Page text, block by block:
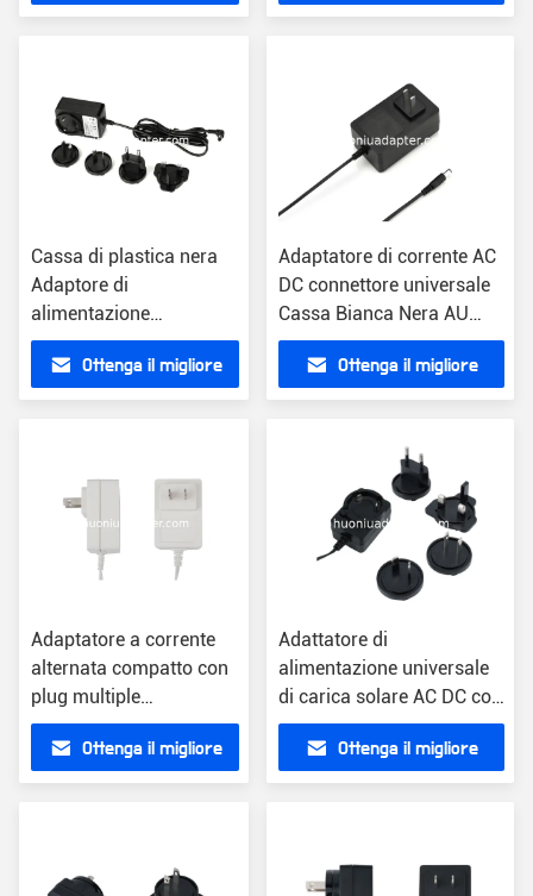
custodia di plastica
Cassa di plastica nera
Adaptore di
alimentazione
universale AC DC con
connettore ottico
Ottenga il migliore
Adaptatore di corrente AC
DC connettore universale
Cassa Bianca Nera AU
Plug Wireless Update
Ottenga il migliore
Adaptatore a corrente
alternata compatto con
plug multiple
compatibile
Ottenga il migliore
Adattatore di
alimentazione universale
di carica solare AC DC con
spina USA 0.2 libbre
Ottenga il migliore